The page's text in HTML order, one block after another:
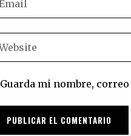
Guarda mi nombre,